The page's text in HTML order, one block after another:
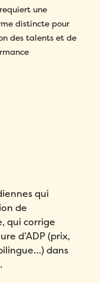
une
distincte pour
des talents et de
qui
de
qui corrige
d’ADP (prix,
dans